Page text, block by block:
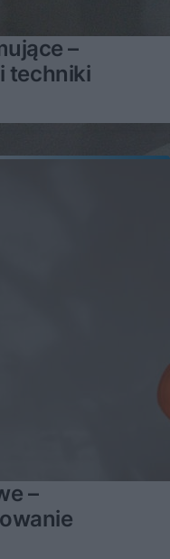
–
techniki
–